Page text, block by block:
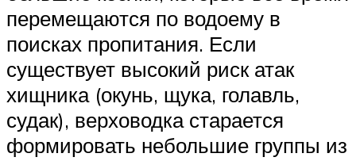
перемещаются по водоему в
поисках пропитания. Если
существует высокий риск атак
хищника (окунь, щука, голавль,
судак), верховодка старается
формировать небольшие группы из